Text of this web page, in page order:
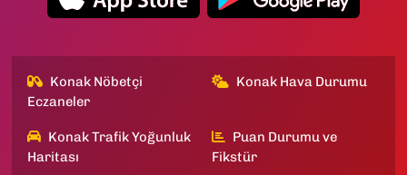
Konak Nöbetçi
Eczaneler
Konak Hava Durumu
Konak Trafik Yoğunluk
Haritası
Puan Durumu ve
Fikstür